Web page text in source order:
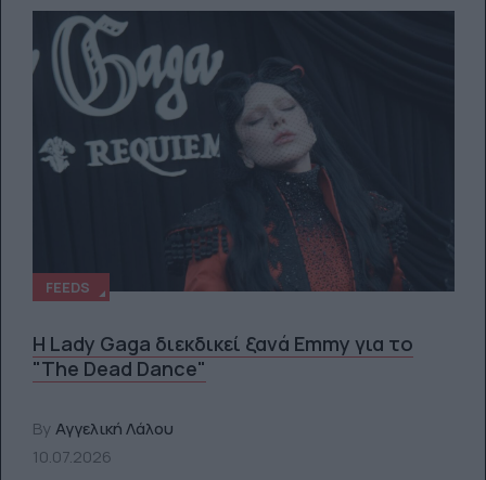
FEEDS
Η Lady Gaga διεκδικεί ξανά Emmy για το
"The Dead Dance"
By Αγγελική Λάλου
10.07.2026